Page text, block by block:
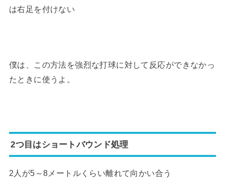
は右足を付けない
僕は、この方法を強烈な打球に対して反応ができなかっ
たときに使うよ。
2つ目はショートバウンド処理
2人が5～8メートルくらい離れて向かい合う